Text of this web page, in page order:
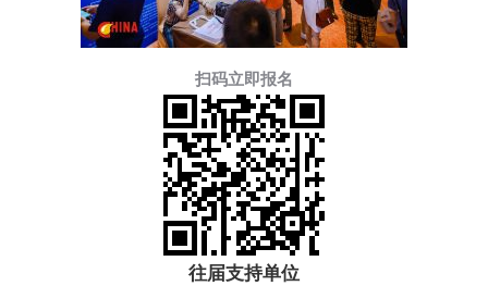
扫码立即报名
往届支持单位